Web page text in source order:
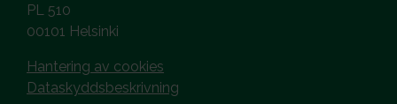
PL 510
00101 Helsinki
Hantering av cookies
Dataskyddsbeskrivning